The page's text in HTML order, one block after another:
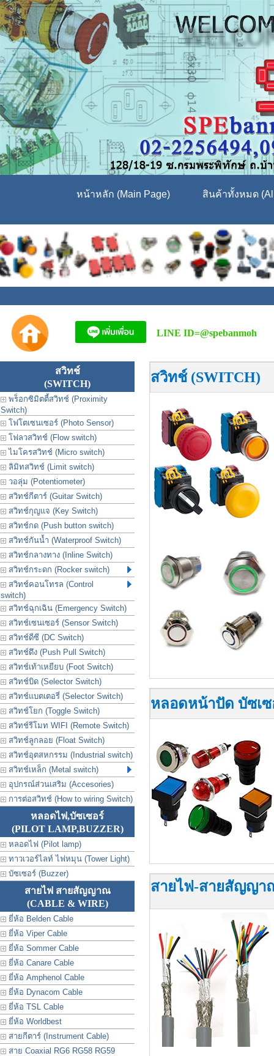
หน้าหลัก (Main Page) สินค้าทั้งหมด
LINE ID=@spebanmoh
สวิทช์
(SWITCH)
พร็อกซิมิตตี้สวิทช์ (Proximity
Switch)
โฟโตเซนเซอร์ (Photo Sensor)
โฟลวสวิทช์ (Flow switch)
ไมโครสวิทช์ (Micro switch)
ลิมิทสวิทช์ (Limit switch)
วอลุ่ม (Potentiometer)
สวิทช์กีตาร์ (Guitar Switch)
สวิทช์กุญแจ (Key Switch)
สวิทช์กด (Push button switch)
สวิทช์กันน้ำ (Waterproof Switch)
สวิทช์กลางทาง (Inline Switch)
สวิทช์กระดก (Rocker switch)
สวิทช์คอนโทรล (Control
switch)
สวิทช์ฉุกเฉิน (Emergency Switch)
สวิทช์เซนเซอร์ (Sensor Switch)
สวิทช์ดีซี (DC Switch)
สวิทช์ดึง (Push Pull Switch)
สวิทช์เท้าเหยียบ (Foot Switch)
สวิทช์บิด (Selector Switch)
สวิทช์แบตเตอรี่ (Selector Switch)
สวิทช์โยก (Toggle Switch)
สวิทช์รีโมท WIFI (Remote Switch)
สวิทช์ลูกลอย (Float Switch)
สวิทช์อุตสหกรรม (Industrial switch)
สวิทช์เหล็ก (Metal switch)
อุปกรณ์ส่วนเสริม (Accesories)
การต่อสวิทช์ (How to wiring Switch)
หลอดไฟ,บัซเซอร์
(PILOT LAMP,BUZZER)
หลอดไฟ (Pilot lamp)
ทาวเวอร์ไลท์ ไฟหมุน (Tower Light)
บัซเซอร์ (Buzzer)
สายไฟ สายสัญญาณ
(CABLE & WIRE)
ยี่ห้อ Belden Cable
ยี่ห้อ Viper Cable
ยี่ห้อ Sommer Cable
ยี่ห้อ Canare Cable
ยี่ห้อ Amphenol Cable
ยี่ห้อ Dynacom Cable
ยี่ห้อ TSL Cable
ยี่ห้อ Worldbest
สายกีตาร์ (Instrument Cable)
สาย Coaxial RG6 RG58 RG59
สวิทช์ (SWITCH)
หลอดหน้าปัด บัซเซ
สายไฟ-สายสัญญา